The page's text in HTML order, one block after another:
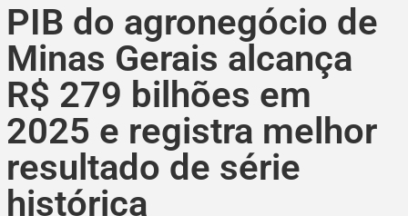
PIB do agronegócio de
Minas Gerais alcança
R$ 279 bilhões em
2025 e registra melhor
resultado de série
histórica